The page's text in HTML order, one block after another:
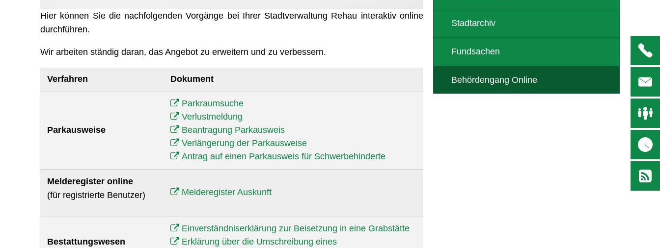
Hier können Sie die nachfolgenden Vorgänge bei Ihrer Stadtverwaltung Rehau interaktiv online
durchführen.
Wir arbeiten ständig daran, das Angebot zu erweitern und zu verbessern.
Verfahren Dokument
Parkausweise
Parkraumsuche
Verlustmeldung
Beantragung Parkausweis
Verlängerung der Parkausweise
Antrag auf einen Parkausweis für Schwerbehinderte
Melderegister online
(für registrierte Benutzer)
Melderegister Auskunft
Bestattungswesen
Einverständniserklärung zur Beisetzung in eine Grabstätte
Erklärung über die Umschreibung eines
Stadtarchiv
Fundsachen
Behördengang Online